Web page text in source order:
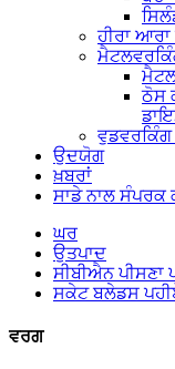
ਹੀਰਾ
ਠੋਸ
ਵੁਡਵਰਕਿੰਗ
ਉਦਯੋਗ
ਖ਼ਬਰਾਂ
ਸਾਡੇ ਨਾਲ ਸੰਪਰਕ
ਘਰ
ਉਤਪਾਦ
ਸੀਬੀਐਨ ਪੀਸਣਾ
ਸਕੇਟ ਬਲੇਡਸ
ਵਰਗ